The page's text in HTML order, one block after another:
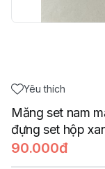
Yêu thích
Măng set nam
đựng set hộp
90.000đ